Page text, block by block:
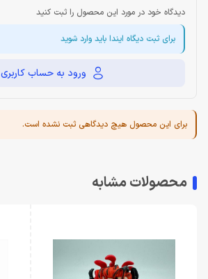
دیدگاه خود در مورد این محصول را ثبت کنید
برای ثبت دیگاه ایندا باید وارد شوید
ورود به حساب کاربری
برای این محصول هیچ دیدگاهی ثبت نشده است.
محصولات مشابه